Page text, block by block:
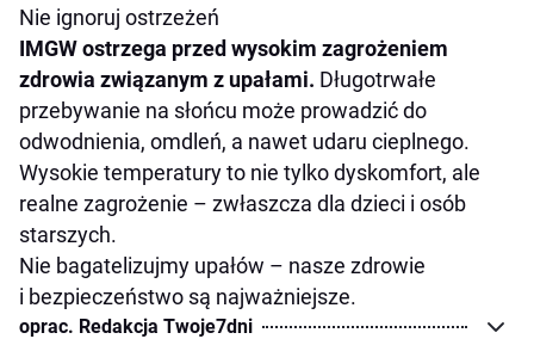
Nie ignoruj ostrzeżeń
IMGW ostrzega przed wysokim zagrożeniem
zdrowia związanym z upałami. Długotrwałe
przebywanie na słońcu może prowadzić do
odwodnienia, omdleń, a nawet udaru cieplnego.
Wysokie temperatury to nie tylko dyskomfort, ale
realne zagrożenie – zwłaszcza dla dzieci i osób
starszych.
Nie bagatelizujmy upałów – nasze zdrowie
i bezpieczeństwo są najważniejsze.
oprac. Redakcja Twoje7dni